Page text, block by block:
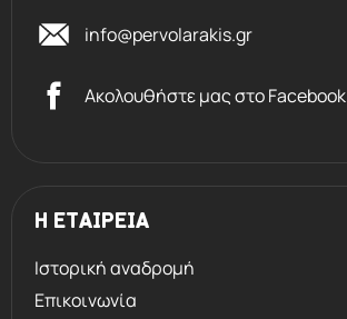
info@pervolarakis.gr
Ακολουθήστε μας στο Facebook
Η ΕΤΑΙΡΕΙΑ
Ιστορική αναδρομή
Επικοινωνία